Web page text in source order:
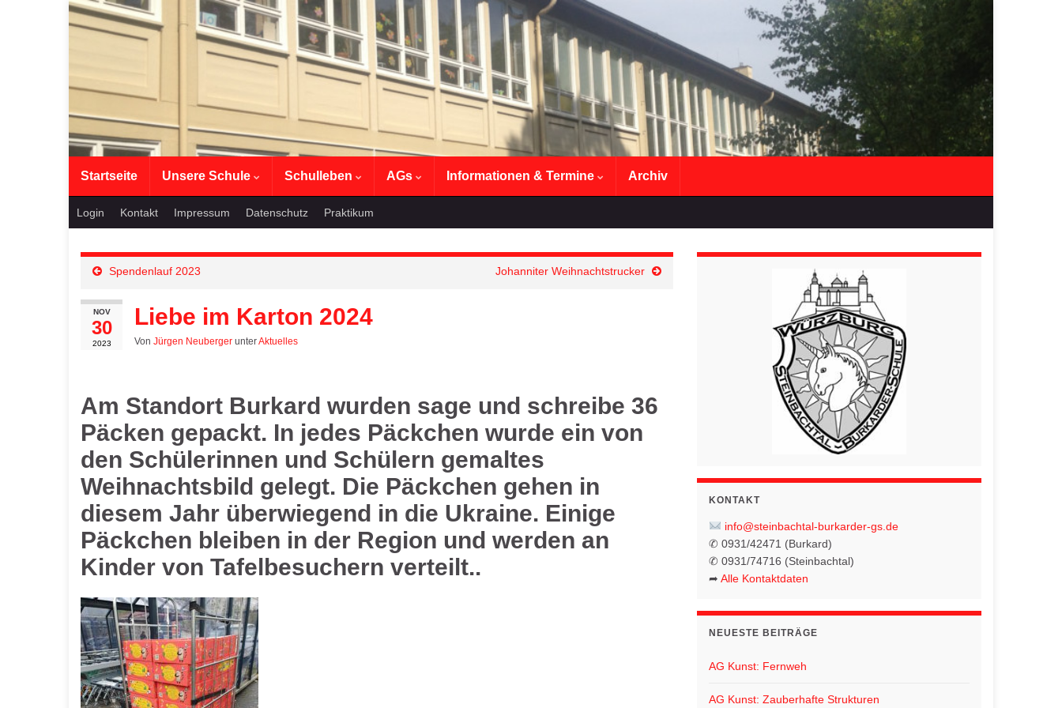
Startseite Unsere Schule Schulleben AGs Informationen & Termine Archiv
Login Kontakt Impressum Datenschutz Praktikum
Spendenlauf 2023 Johanniter Weihnachtstrucker
NOV
30
2023
Liebe im Karton 2024
Von Jürgen Neuberger unterAktuelles
Am Standort Burkard wurden sage und schreibe 36
Päcken gepackt. In jedes Päckchen wurde ein von
den Schülerinnen und Schülern gemaltes
Weihnachtsbild gelegt. Die Päckchen gehen in
diesem Jahr überwiegend in die Ukraine. Einige
Päckchen bleiben in der Region und werden an
Kinder von Tafelbesuchern verteilt..
KONTAKT
info@steinbachtal-burkarder-gs.de
✆ 0931/42471 (Burkard)
✆ 0931/74716 (Steinbachtal)
➦ Alle Kontaktdaten
NEUESTE BEITRÄGE
AG Kunst: Fernweh
AG Kunst: Zauberhafte Strukturen